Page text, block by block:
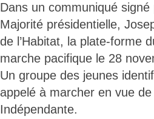
Dans un communiqué
Majorité présidentielle,
de l’Habitat, la plate-forme
marche pacifique le 28
Un groupe des jeunes
appelé à marcher en vue
Indépendante.